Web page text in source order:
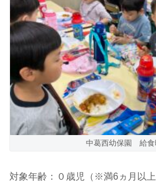
中葛西幼保園 給食
対象年齢：０歳児（※満6ヵ月以上